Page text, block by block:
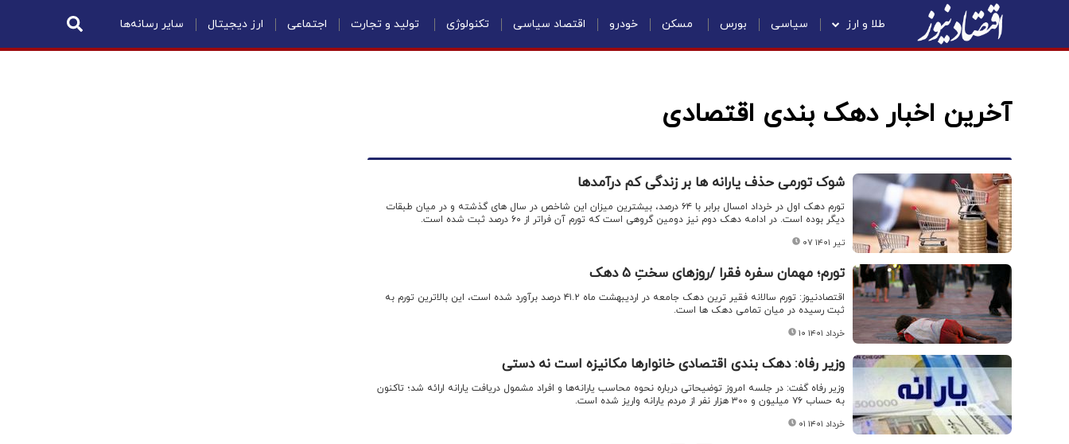
طلا و ارز سیاسی بورس مسکن خودرو اقتصاد سیاسی تکنولوژی تولید و تجارت اجتماعی ارز دیجیتال سایر رسانه‌ها
آخرین اخبار دهک بندی اقتصادی
شوک تورمی حذف یارانه ها بر زندگی کم درآمدها
تورم دهک اول در خرداد امسال برابر با ۶۴ درصد، بیشترین میزان این شاخص در سال های گذشته و در میان طبقات
دیگر بوده است. در ادامه دهک دوم نیز دومین گروهی است که تورم آن فراتر از ۶۰ درصد ثبت شده است.
۰۷ تیر ۱۴۰۱
تورم؛ مهمان سفره فقرا /روزهای سختِ ۵ دهک
اقتصادنیوز: تورم سالانه فقیر ترین دهک جامعه در اردیبهشت ماه ۴۱.۲ درصد برآورد شده است، این بالاترین تورم به
ثبت رسیده در میان تمامی دهک ها است.
۱۰ خرداد ۱۴۰۱
وزیر رفاه: دهک بندی اقتصادی خانوارها مکانیزه است نه دستی
وزیر رفاه گفت: در جلسه امروز توضیحاتی درباره نحوه محاسب یارانه‌ها و افراد مشمول دریافت یارانه ارائه شد؛ تاکنون
به حساب ۷۶ میلیون و ۳۰۰ هزار نفر از مردم یارانه واریز شده است.
۰۱ خرداد ۱۴۰۱